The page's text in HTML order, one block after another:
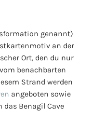
genannt)
an der
Ort, den du nur
benachbarten
Strand werden
angeboten sowie
das Benagil Cave